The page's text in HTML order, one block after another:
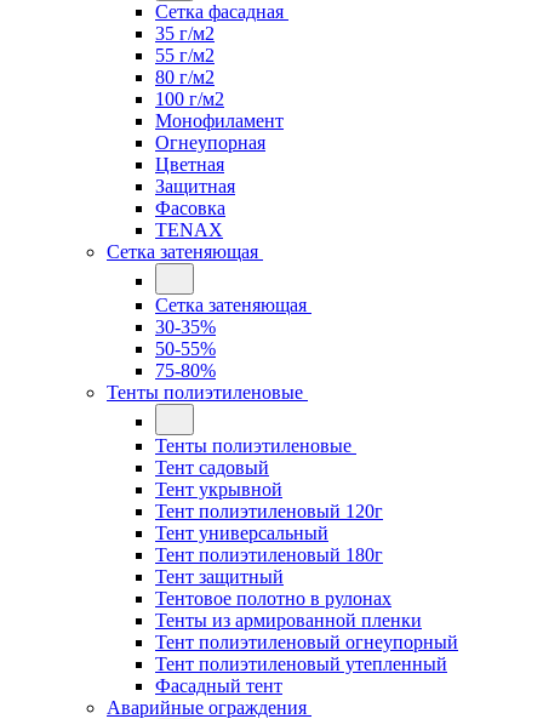
Сетка фасадная
35 г/м2
55 г/м2
80 г/м2
100 г/м2
Монофиламент
Огнеупорная
Цветная
Защитная
Фасовка
TENAX
Сетка затеняющая
Сетка затеняющая
30-35%
50-55%
75-80%
Тенты полиэтиленовые
Тенты полиэтиленовые
Тент садовый
Тент укрывной
Тент полиэтиленовый 120г
Тент универсальный
Тент полиэтиленовый 180г
Тент защитный
Тентовое полотно в рулонах
Тенты из армированной пленки
Тент полиэтиленовый огнеупорный
Тент полиэтиленовый утепленный
Фасадный тент
Аварийные ограждения